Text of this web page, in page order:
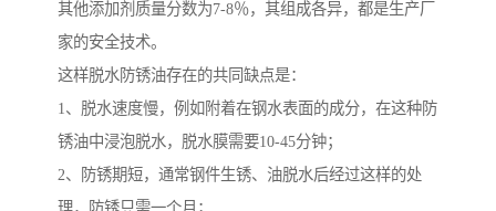
其他添加剂质量分数为7-8％，其组成各异，都是生产厂
家的安全技术。
这样脱水防锈油存在的共同缺点是：
1、脱水速度慢，例如附着在钢水表面的成分，在这种防
锈油中浸泡脱水，脱水膜需要10-45分钟；
2、防锈期短，通常钢件生锈、油脱水后经过这样的处